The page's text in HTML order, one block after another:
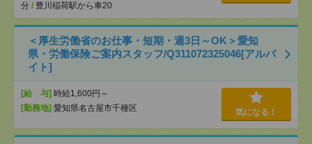
分 / 豊川稲荷駅から車20
＜厚生労働省のお仕事・短期・週3日～OK＞愛知
県・労働保険ご案内スタッフ/Q311072325046[アルバ
イト]
[給 与] 時給1,600円～
[勤務地] 愛知県名古屋市千種区 気になる！